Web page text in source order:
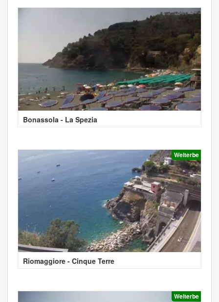
Bonassola - La Spezia
Welterbe
Riomaggiore - Cinque Terre
Welterbe